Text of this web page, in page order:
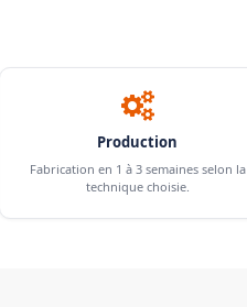
Production
Fabrication en 1 à 3 semaines selon la
technique choisie.